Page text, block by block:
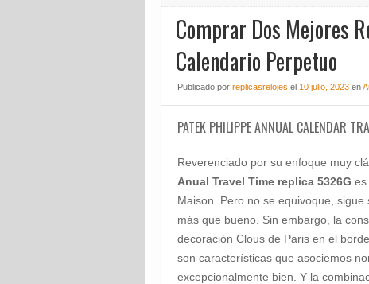
Comprar Dos Mejores
Calendario Perpetuo
Publicado por replicasrelojes el 10 julio, 2023 en
PATEK PHILIPPE ANNUAL CALENDAR
Reverenciado por su enfoque muy
Anual Travel Time replica 5326G es
Maison. Pero no se equivoque,
más que bueno. Sin embargo, la
decoración Clous de Paris en el
son características que asociemos
excepcionalmente bien. Y la